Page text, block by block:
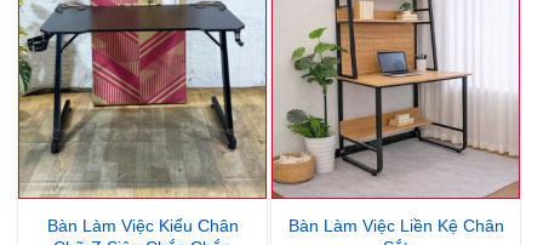
Bàn Làm Việc Kiểu Chân
Bàn Làm Việc Liền Kệ Chân